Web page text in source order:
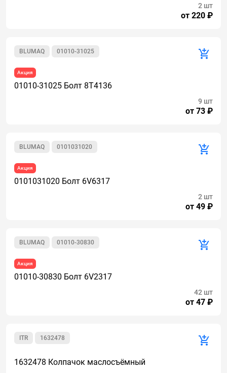
от 220 ₽
2 шт
01010-31025
BLUMAQ
Акция
01010-31025 Болт 8T4136
от 73 ₽
9 шт
0101031020
BLUMAQ
Акция
0101031020 Болт 6V6317
от 49 ₽
2 шт
01010-30830
BLUMAQ
Акция
01010-30830 Болт 6V2317
от 47 ₽
42 шт
1632478
ITR
1632478 Колпачок маслосъёмный